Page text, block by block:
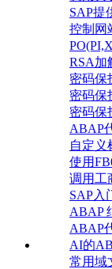
SAP提
控制网
RSA加
密码保
密码保
密码保
ABAP
自定义
使用
调用工
SAP入
ABAP
ABAP
AI的
常用域